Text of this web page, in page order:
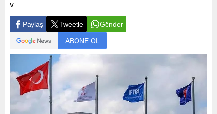
v
Paylaş Tweetle Gönder
ABONE OL